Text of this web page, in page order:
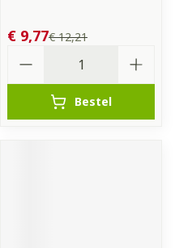
€ 12,21
€ 9,77
Bestel